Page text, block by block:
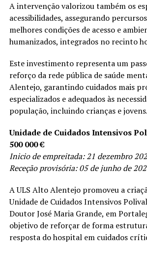
A intervenção valorizou também os
acessibilidades, assegurando
melhores condições de acesso e
humanizados, integrados no recinto
Este investimento representa um
reforço da rede pública de saúde
Alentejo, garantindo cuidados mais
especializados e adequados às
população, incluindo crianças e jovens.
Unidade de Cuidados Intensivos
500 000 €
Inicio de empreitada: 21 dezembro
Receção provisória: 05 de junho de
A ULS Alto Alentejo promoveu a
Unidade de Cuidados Intensivos
Doutor José Maria Grande, em
objetivo de reforçar de forma
resposta do hospital em cuidados